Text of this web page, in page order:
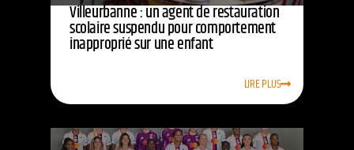
Villeurbanne : un agent de restauration
scolaire suspendu pour comportement
inapproprié sur une enfant
LIRE PLUS